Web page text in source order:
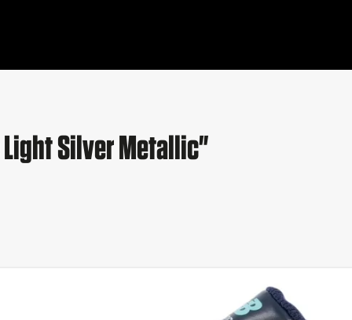
Silver Metallic"